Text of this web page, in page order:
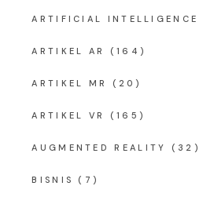
ARTIFICIAL INTELLIGENCE
ARTIKEL AR (164)
ARTIKEL MR (20)
ARTIKEL VR (165)
AUGMENTED REALITY (32)
BISNIS (7)